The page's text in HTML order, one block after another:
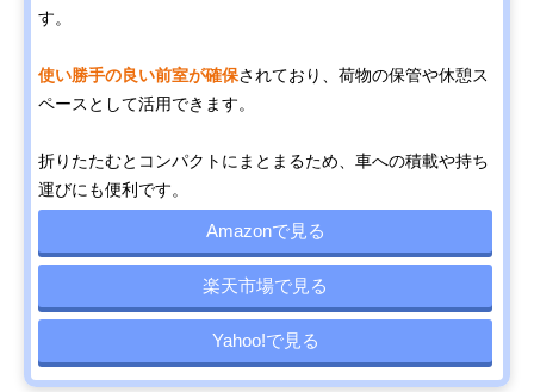
す。
使い勝手の良い前室が確保されており、荷物の保管や休憩ス
ペースとして活用できます。
折りたたむとコンパクトにまとまるため、車への積載や持ち
運びにも便利です。
Amazonで見る
楽天市場で見る
Yahoo!で見る